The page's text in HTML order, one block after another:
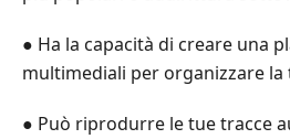
● Ha la capacità di creare una
multimediali per organizzare la
● Può riprodurre le tue tracce